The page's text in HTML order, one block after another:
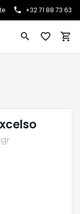
+32 71 88 73 63